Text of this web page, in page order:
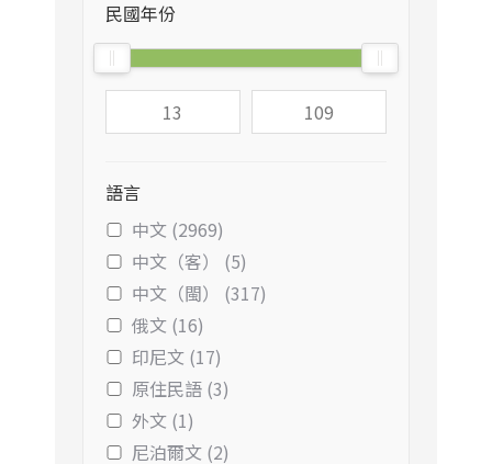
民國年份
語言
中文 (2969)
中文（客） (5)
中文（閩） (317)
俄文 (16)
印尼文 (17)
原住民語 (3)
外文 (1)
尼泊爾文 (2)